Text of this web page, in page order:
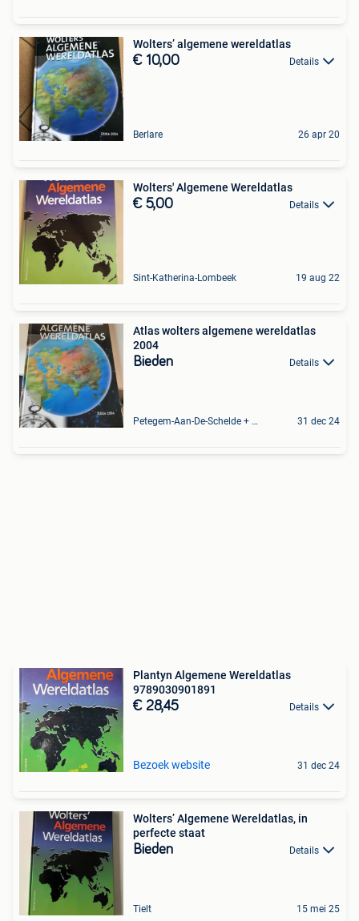
Wolters’ algemene wereldatlas
€ 10,00 Details
Berlare 26 apr 20
Wolters' Algemene Wereldatlas
€ 5,00 Details
Sint-Katherina-Lombeek 19 aug 22
Atlas wolters algemene wereldatlas
2004
Bieden Details
Petegem-Aan-De-Schelde + Deel Van Oudenaarde 31 dec 24
Plantyn Algemene Wereldatlas
9789030901891
€ 28,45 Details
Bezoek website 31 dec 24
Wolters’ Algemene Wereldatlas, in
perfecte staat
Bieden Details
Tielt 15 mei 25